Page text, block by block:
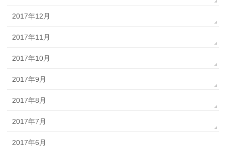
2017年12月
2017年11月
2017年10月
2017年9月
2017年8月
2017年7月
2017年6月